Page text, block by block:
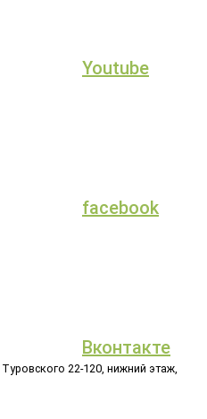
Youtube
facebook
Вконтакте
22-120, нижний этаж,